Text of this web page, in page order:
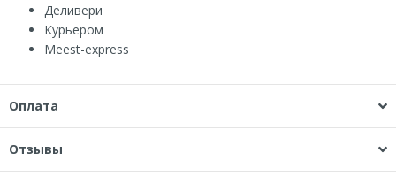
Деливери
Курьером
Мeest-express
Оплата
Отзывы